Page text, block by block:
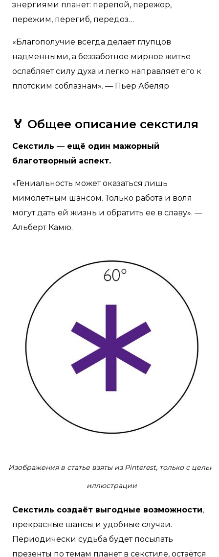
энергиями планет: перепой, пережор,
пережим, перегиб, передоз…
«Благополучие всегда делает глупцов
надменными, а беззаботное мирное житье
ослабляет силу духа и легко направляет его к
плотским соблазнам». — Пьер Абеляр
🏅 Общее описание секстиля
Секстиль — ещё один мажорный
благотворный аспект.
«Гениальность может оказаться лишь
мимолетным шансом. Только работа и воля
могут дать ей жизнь и обратить ее в славу». —
Альберт Камю.
Изображения в статье взяты из Pinterest, только с целью
иллюстрации
Секстиль создаёт выгодные возможности,
прекрасные шансы и удобные случаи.
Периодически судьба будет посылать
презенты по темам планет в секстиле, остаётся